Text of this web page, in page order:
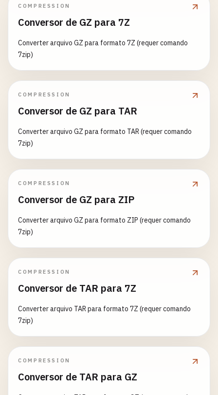
COMPRESSION
Conversor de GZ para 7Z
Converter arquivo GZ para formato 7Z (requer comando
7zip)
COMPRESSION
Conversor de GZ para TAR
Converter arquivo GZ para formato TAR (requer comando
7zip)
COMPRESSION
Conversor de GZ para ZIP
Converter arquivo GZ para formato ZIP (requer comando
7zip)
COMPRESSION
Conversor de TAR para 7Z
Converter arquivo TAR para formato 7Z (requer comando
7zip)
COMPRESSION
Conversor de TAR para GZ